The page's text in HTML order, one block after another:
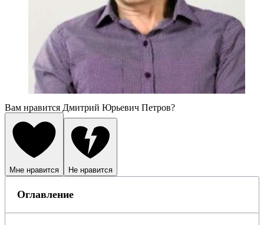
Вам нравится Дмитрий Юрьевич Петров?
Мне нравится Не нравится
Оглавление